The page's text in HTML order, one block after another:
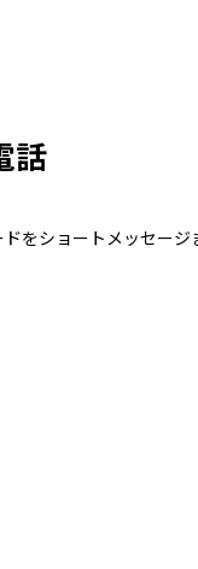
話
ドをショートメッセー